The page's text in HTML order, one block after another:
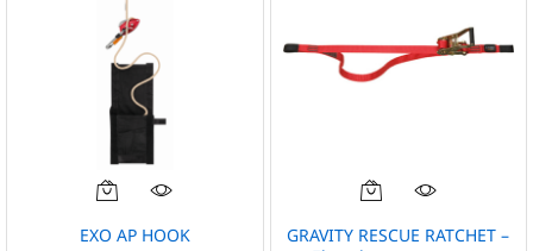
en
la
EXO AP HOOK
GRAVITY RESCUE RATCHET –